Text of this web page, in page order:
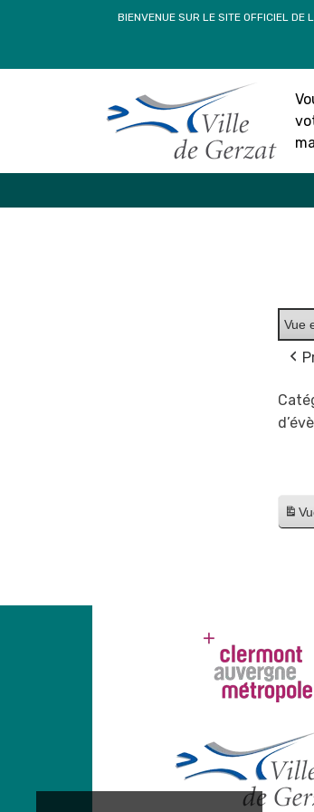
BIENVENUE SUR LE SITE OFFICIEL DE
Vue